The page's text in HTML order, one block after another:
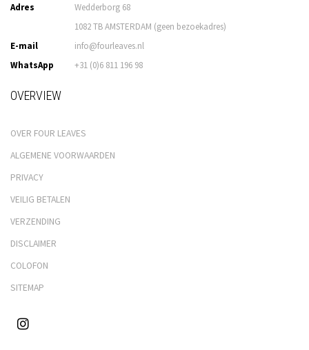
Adres
Wedderborg 68
1082 TB AMSTERDAM (geen bezoekadres)
E-mail
info@fourleaves.nl
WhatsApp
+31 (0)6 811 196 98
OVERVIEW
OVER FOUR LEAVES
ALGEMENE VOORWAARDEN
PRIVACY
VEILIG BETALEN
VERZENDING
DISCLAIMER
COLOFON
SITEMAP